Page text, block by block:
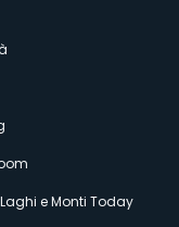
e Monti Today